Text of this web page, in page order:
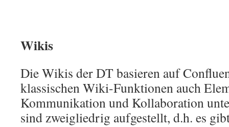
Wikis
Die Wikis der DT basieren auf
klassischen Wiki-Funktionen auch
Kommunikation und Kollaboration
sind zweigliedrig aufgestellt, d.h. es